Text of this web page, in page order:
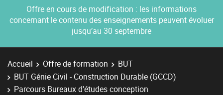
Offre en cours de modification : les informations
concernant le contenu des enseignements peuvent évoluer
jusqu’au 30 septembre
Accueil Offre de formation
BUT
BUT Génie Civil - Construction Durable (GCCD)
Parcours Bureaux d'études conception